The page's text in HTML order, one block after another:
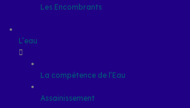
Les Encombrants
L’eau
La compétence de l’Eau
Assainissement